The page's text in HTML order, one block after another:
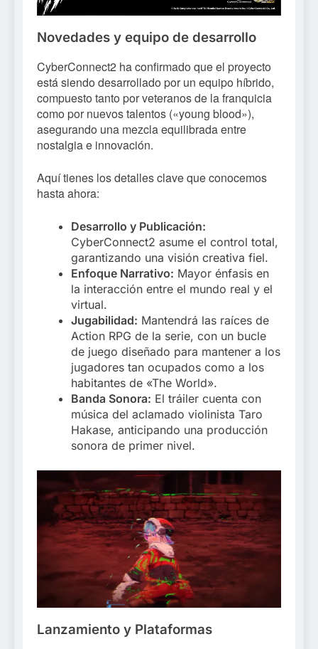
Novedades y equipo de desarrollo
CyberConnect2 ha confirmado que el proyecto
está siendo desarrollado por un equipo híbrido,
compuesto tanto por veteranos de la franquicia
como por nuevos talentos («young blood»),
asegurando una mezcla equilibrada entre
nostalgia e innovación.
Aquí tienes los detalles clave que conocemos
hasta ahora:
Desarrollo y Publicación:
CyberConnect2 asume el control total,
garantizando una visión creativa fiel.
Enfoque Narrativo: Mayor énfasis en
la interacción entre el mundo real y el
virtual.
Jugabilidad: Mantendrá las raíces de
Action RPG de la serie, con un bucle
de juego diseñado para mantener a los
jugadores tan ocupados como a los
habitantes de «The World».
Banda Sonora: El tráiler cuenta con
música del aclamado violinista Taro
Hakase, anticipando una producción
sonora de primer nivel.
Lanzamiento y Plataformas